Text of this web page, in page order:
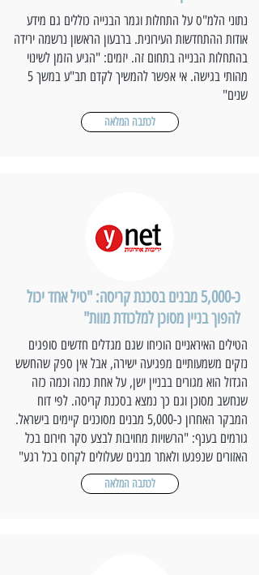
נתוני הלמ"ס על התחלות וגמר הבנייה כוללים גם מידע
אודות ההתחדשות העירונית. ברבעון הראשון נרשמה ירידה
בהתחלות הבנייה בתחום זה. יזמים: "הגיע הזמן לשינוי
מהותי בגישה. אי אפשר להמשיך לקדם תב"ע במשך 5
שנים"
לכתבה המלאה
כ-5,000 מבנים בסכנת קריסה: "טיל אחד יכול
להפוך בניין מסוכן למלכודת מוות"
הטילים האיראניים הוכיחו שגם מגדלים חדשים סופגים
נזקים משמעותיים מפגיעה ישירה, אבל אין ספק שהחשש
הגדול הוא מגורים בבניין ישן, על אחת כמה וכמה כזה
שנחשב מסוכן וגם כך נמצא בסכנת קריסה. לפי דוח
המבקר האחרון כ-5,000 מבנים מסוכנים קיימים בישראל.
גורמים בענף: "הרשויות מחויבות לבצע סקר חירום בכל
האזורים שנפגעו ולאתר מבנים שעלולים לקרוס בכל רגע"
לכתבה המלאה